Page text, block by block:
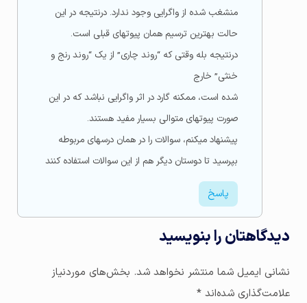
منشغب شده از واگرایی وجود ندارد. درنتیجه در این
حالت بهترین ترسیم همان پیوتهای قبلی است.
درنتیجه بله وقتی که “روند چاری” از یک “روند رنج و
خنثی” خارج
شده است، ممکنه گارد در اثر واگرایی نباشد که در این
صورت پیوتهای متوالی بسیار مفید هستند.
پیشنهاد میکنم، سوالات را در همان درسهای مربوطه
بپرسید تا دوستان دیگر هم از این سوالات استفاده کنند
پاسخ
دیدگاهتان را بنویسید
نشانی ایمیل شما منتشر نخواهد شد. بخش‌های موردنیاز
علامت‌گذاری شده‌اند *